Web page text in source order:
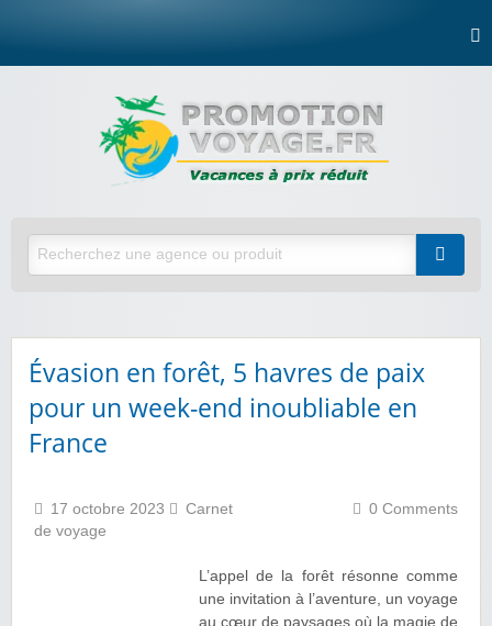
Évasion en forêt, 5 havres de paix
pour un week-end inoubliable en
France
17 octobre 2023
Carnet
de voyage
0 Comments
L’appel de la forêt résonne comme
une invitation à l’aventure, un voyage
au cœur de paysages où la magie de